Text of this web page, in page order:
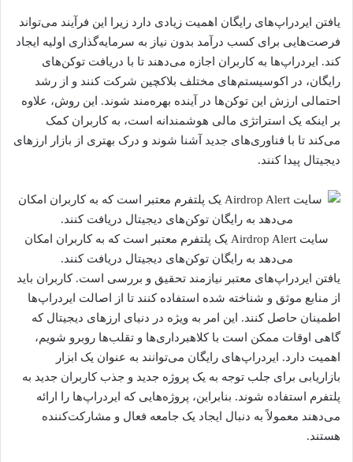
یافتن ایردراپ‌های رایگان اهمیت زیادی دارد زیرا این فرآیند می‌تواند
فرصت‌هایی برای کسب درآمد بدون نیاز به سرمایه‌گذاری اولیه ایجاد
کند. ایردراپ‌ها به کاربران اجازه می‌دهند تا با دریافت توکن‌های
رایگان، در اکوسیستم‌های مختلف بلاکچین شرکت کنند و از رشد
احتمالی ارزش این توکن‌ها در آینده بهره‌مند شوند. این روش، علاوه
بر اینکه یک استراتژی مالی هوشمندانه است، به کاربران کمک
می‌کند تا با فناوری‌های جدید آشنا شوند و درک بهتری از بازار ارزهای
دیجیتال پیدا کنند.
سایت Airdrop Alert یک پلتفرم معتبر است که به کاربران امکان
می‌دهد به رایگان توکن‌های دیجیتال دریافت کنند.
یافتن ایردراپ‌های معتبر نیازمند تحقیق و بررسی است. کاربران باید
از منابع موثق و شناخته شده استفاده کنند تا از اصالت ایردراپ‌ها
اطمینان حاصل کنند. این امر به ویژه در دنیای ارزهای دیجیتال که
گاهی اوقات ممکن است با کلاهبرداری‌ها و تقلب‌ها روبرو شویم،
اهمیت دارد. ایردراپ‌های رایگان می‌توانند به عنوان یک ابزار
بازاریابی برای جلب توجه به یک پروژه جدید و جذب کاربران جدید به
پلتفرم استفاده شوند. بنابراین، پروژه‌هایی که ایردراپ‌ها را ارائه
می‌دهند معمولاً به دنبال ایجاد یک جامعه فعال و مشارکت‌کننده
هستند.